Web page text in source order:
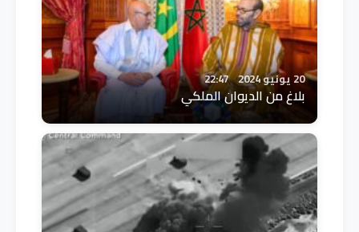
20 يونيو 2024 22:47
بلاغ من الديوان الملكي